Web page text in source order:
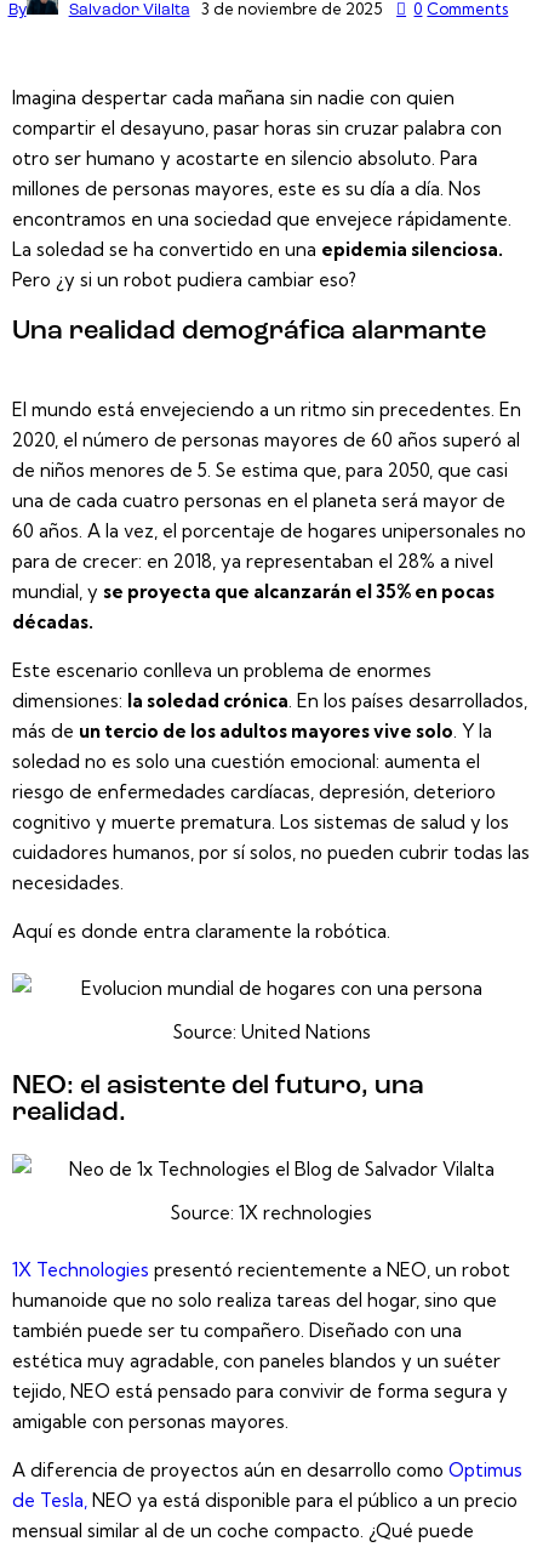
By Salvador Vilalta 3 de noviembre de 2025 0 Comments
Imagina despertar cada mañana sin nadie con quien
compartir el desayuno, pasar horas sin cruzar palabra con
otro ser humano y acostarte en silencio absoluto. Para
millones de personas mayores, este es su día a día. Nos
encontramos en una sociedad que envejece rápidamente.
La soledad se ha convertido en una epidemia silenciosa.
Pero ¿y si un robot pudiera cambiar eso?
Una realidad demográfica alarmante
El mundo está envejeciendo a un ritmo sin precedentes. En
2020, el número de personas mayores de 60 años superó al
de niños menores de 5. Se estima que, para 2050, que casi
una de cada cuatro personas en el planeta será mayor de
60 años. A la vez, el porcentaje de hogares unipersonales no
para de crecer: en 2018, ya representaban el 28% a nivel
mundial, y se proyecta que alcanzarán el 35% en pocas
décadas.
Este escenario conlleva un problema de enormes
dimensiones: la soledad crónica. En los países desarrollados,
más de un tercio de los adultos mayores vive solo. Y la
soledad no es solo una cuestión emocional: aumenta el
riesgo de enfermedades cardíacas, depresión, deterioro
cognitivo y muerte prematura. Los sistemas de salud y los
cuidadores humanos, por sí solos, no pueden cubrir todas las
necesidades.
Aquí es donde entra claramente la robótica.
Source: United Nations
NEO: el asistente del futuro, una
realidad.
Source: 1X rechnologies
1X Technologies presentó recientemente a NEO, un robot
humanoide que no solo realiza tareas del hogar, sino que
también puede ser tu compañero. Diseñado con una
estética muy agradable, con paneles blandos y un suéter
tejido, NEO está pensado para convivir de forma segura y
amigable con personas mayores.
A diferencia de proyectos aún en desarrollo como Optimus
de Tesla, NEO ya está disponible para el público a un precio
mensual similar al de un coche compacto. ¿Qué puede